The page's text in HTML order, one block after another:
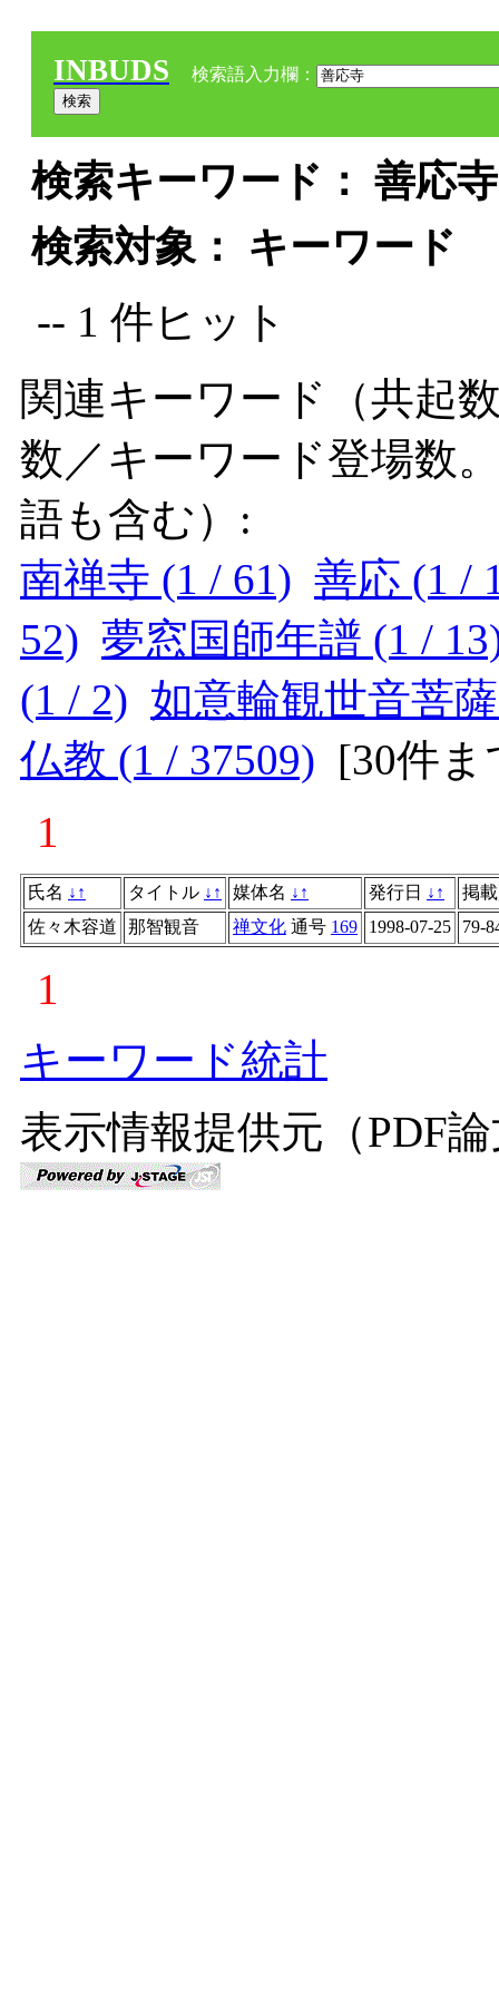
INBUDS 検索語入力欄：
検索キーワード： 善応
検索対象： キーワード
-- 1 件ヒット
関連キーワード（共起
数／キーワード登場数
語も含む）:
南禅寺 (1 / 61) 善応 (1 /
52) 夢窓国師年譜 (1 /
(1 / 2) 如意輪観世音菩
仏教 (1 / 37509) [30件ま
1
氏名 ↓ ↑ タイトル ↓ ↑ 媒体名 ↓ ↑ 発行日 ↓ ↑
掲
佐々木容道
那智観音 禅文化 通号 169 1998-07-25 79-
1
キーワード統計
表示情報提供元（PDF